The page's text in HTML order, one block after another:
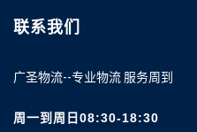
联系我们
广圣物流--专业物流 服务周到
周一到周日08:30-18:30